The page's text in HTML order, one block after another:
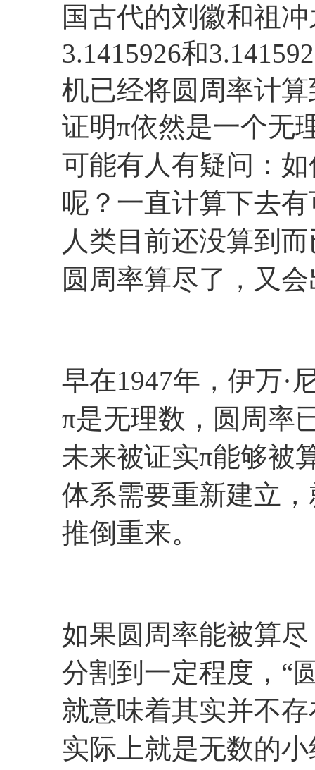
国古代的刘徽和祖
3.1415926和
机已经将圆周率计
证明π依然是一个无
可能有人有疑问：
呢？一直计算下去
人类目前还没算到
圆周率算尽了，又
早在1947年，伊万·
π是无理数，圆周率
未来被证实π能够被
体系需要重新建立
推倒重来。
如果圆周率能被算
分割到一定程度，“
就意味着其实并不
实际上就是无数的